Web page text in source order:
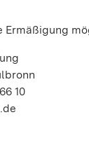
Ermäßigung
10